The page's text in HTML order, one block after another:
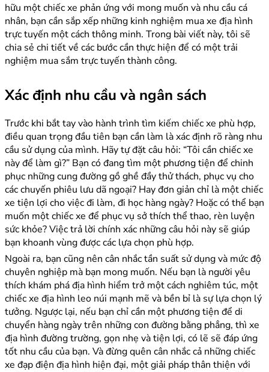
hữu một chiếc xe phản ứng với mong muốn và nhu cầu cá
nhân, bạn cần sắp xếp những kinh nghiệm mua xe địa hình
trực tuyến một cách thông minh. Trong bài viết này, tôi sẽ
chia sẻ chi tiết về các bước cần thực hiện để có một trải
nghiệm mua sắm trực tuyến thành công.
Xác định nhu cầu và ngân sách
Trước khi bắt tay vào hành trình tìm kiếm chiếc xe phù hợp,
điều quan trọng đầu tiên bạn cần làm là xác định rõ ràng nhu
cầu sử dụng của mình. Hãy tự đặt câu hỏi: “Tôi cần chiếc xe
này để làm gì?” Bạn có đang tìm một phương tiện để chinh
phục những cung đường gồ ghề đầy thử thách, phục vụ cho
các chuyến phiêu lưu dã ngoại? Hay đơn giản chỉ là một chiếc
xe tiện lợi cho việc đi làm, đi học hàng ngày? Hoặc có thể bạn
muốn một chiếc xe để phục vụ sở thích thể thao, rèn luyện
sức khỏe? Việc trả lời chính xác những câu hỏi này sẽ giúp
bạn khoanh vùng được các lựa chọn phù hợp.
Ngoài ra, bạn cũng nên cân nhắc tần suất sử dụng và mức độ
chuyên nghiệp mà bạn mong muốn. Nếu bạn là người yêu
thích khám phá địa hình hiểm trở một cách nghiêm túc, một
chiếc xe địa hình leo núi mạnh mẽ và bền bỉ là sự lựa chọn lý
tưởng. Ngược lại, nếu bạn chỉ cần một phương tiện để di
chuyển hàng ngày trên những con đường bằng phẳng, thì xe
địa hình đường trường, gọn nhẹ và tiện lợi, có lẽ sẽ đáp ứng
tốt nhu cầu của bạn. Và đừng quên cân nhắc cả những chiếc
xe đạp điện địa hình hiện đại, một giải pháp thân thiện với